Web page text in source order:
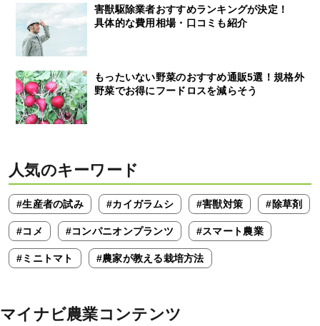
害獣駆除業者おすすめランキングが決定！
具体的な費用相場・口コミも紹介
もったいない野菜のおすすめ通販5選！規格外
野菜でお得にフードロスを減らそう
人気のキーワード
#生産者の試み #カイガラムシ #害獣対策 #除草剤
#コメ #コンパニオンプランツ #スマート農業
#ミニトマト #農家が教える栽培方法
マイナビ農業コンテンツ